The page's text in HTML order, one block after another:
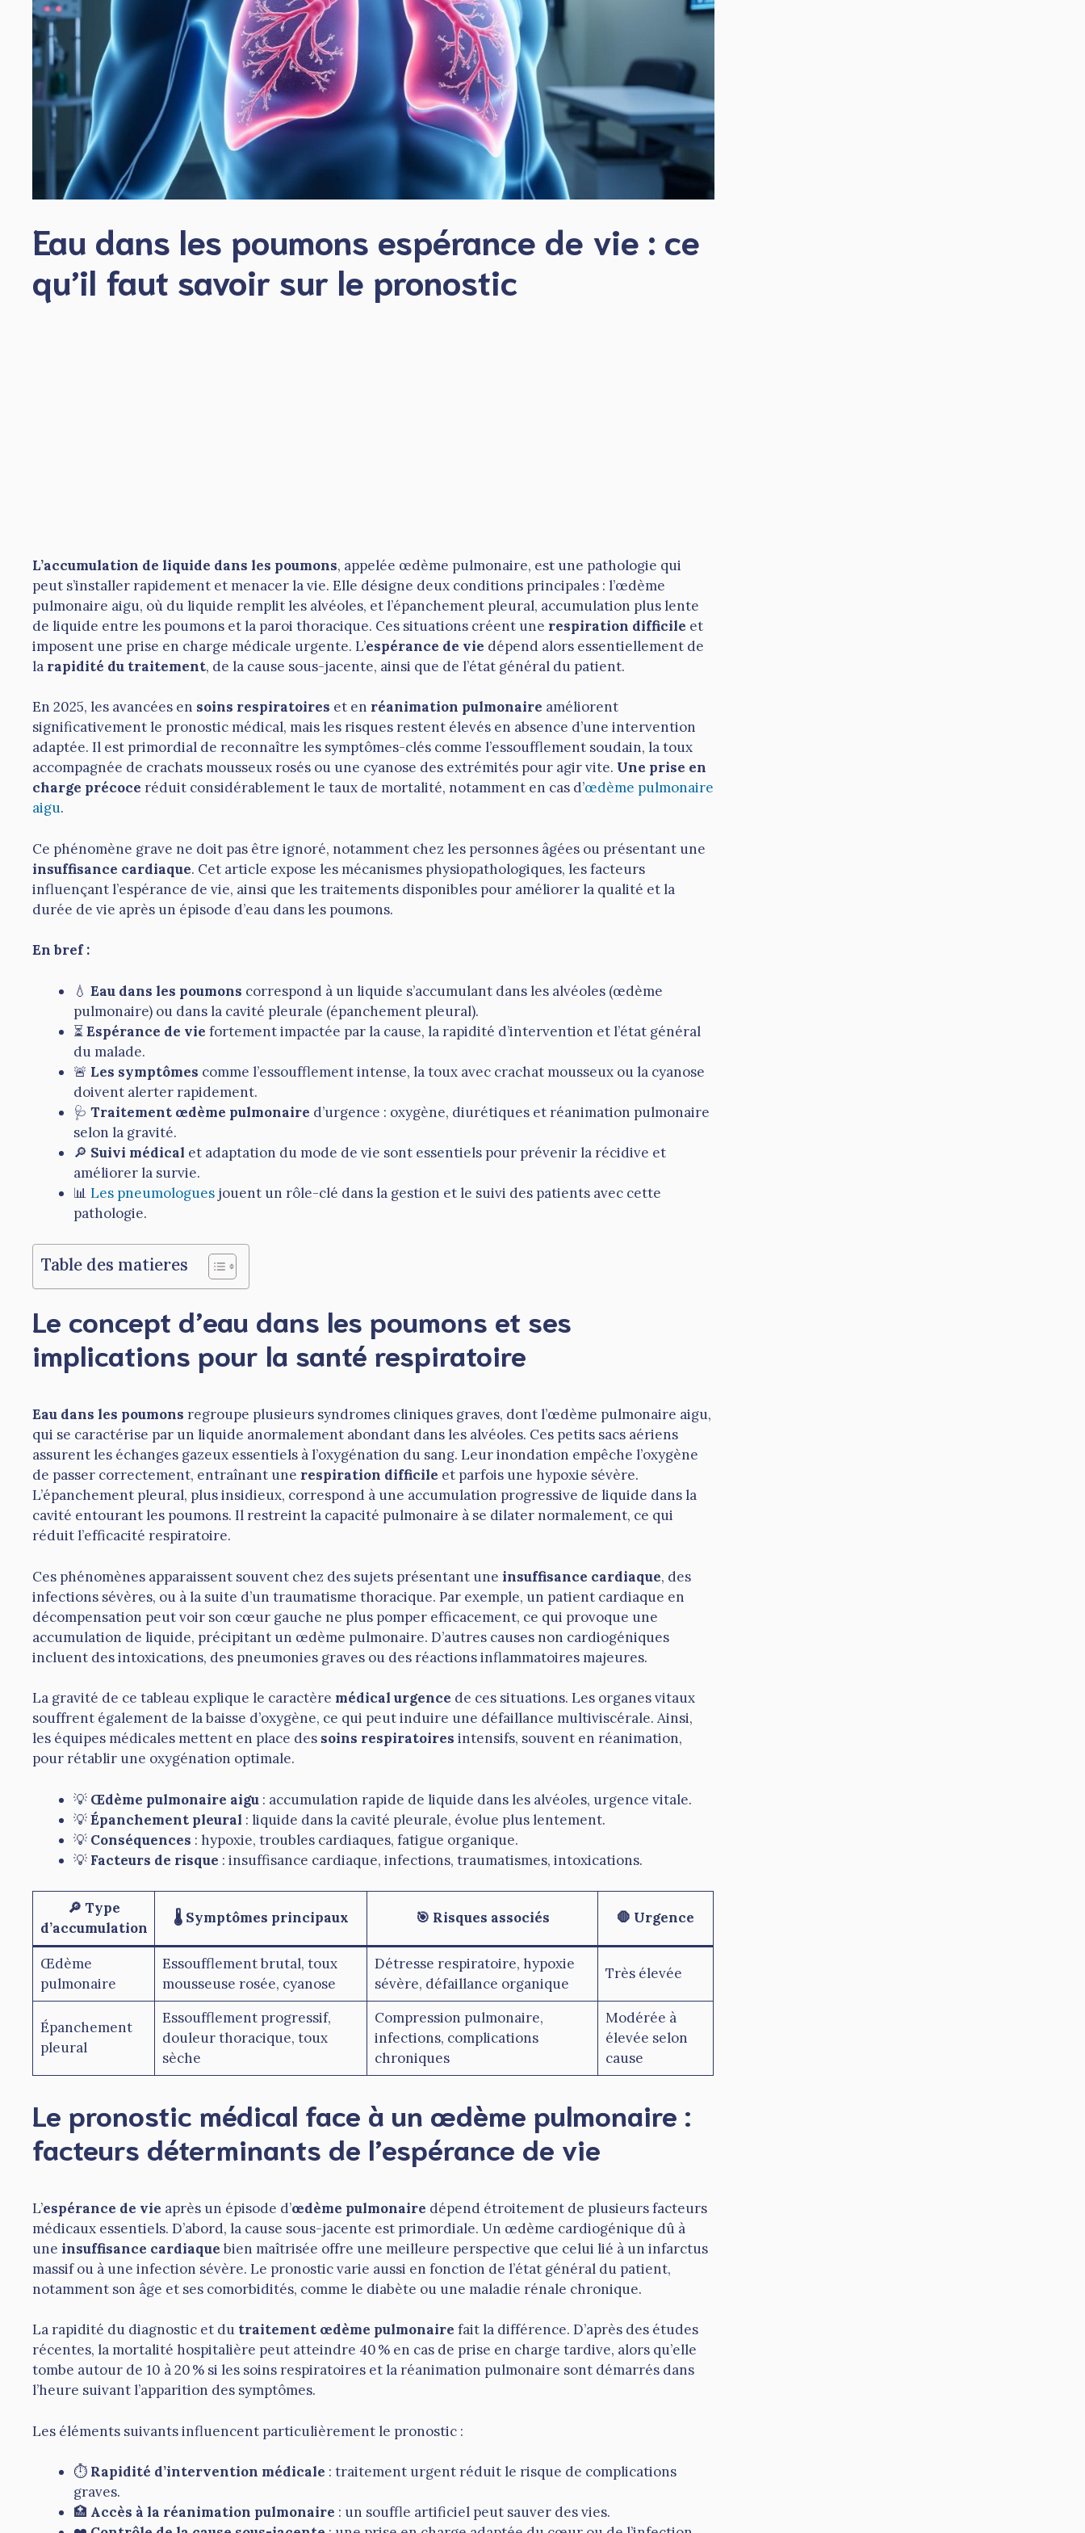
Eau dans les poumons espérance de vie : ce
qu’il faut savoir sur le pronostic
L’accumulation de liquide dans les poumons, appelée œdème pulmonaire, est une pathologie qui
peut s’installer rapidement et menacer la vie. Elle désigne deux conditions principales : l’œdème
pulmonaire aigu, où du liquide remplit les alvéoles, et l’épanchement pleural, accumulation plus lente
de liquide entre les poumons et la paroi thoracique. Ces situations créent une respiration difficile et
imposent une prise en charge médicale urgente. L’espérance de vie dépend alors essentiellement de
la rapidité du traitement, de la cause sous-jacente, ainsi que de l’état général du patient.
En 2025, les avancées en soins respiratoires et en réanimation pulmonaire améliorent
significativement le pronostic médical, mais les risques restent élevés en absence d’une intervention
adaptée. Il est primordial de reconnaître les symptômes-clés comme l’essoufflement soudain, la toux
accompagnée de crachats mousseux rosés ou une cyanose des extrémités pour agir vite. Une prise en
charge précoce réduit considérablement le taux de mortalité, notamment en cas d’œdème pulmonaire
aigu.
Ce phénomène grave ne doit pas être ignoré, notamment chez les personnes âgées ou présentant une
insuffisance cardiaque. Cet article expose les mécanismes physiopathologiques, les facteurs
influençant l’espérance de vie, ainsi que les traitements disponibles pour améliorer la qualité et la
durée de vie après un épisode d’eau dans les poumons.
En bref :
💧 Eau dans les poumons correspond à un liquide s’accumulant dans les alvéoles (œdème
pulmonaire) ou dans la cavité pleurale (épanchement pleural).
⏳Espérance de vie fortement impactée par la cause, la rapidité d’intervention et l’état général
du malade.
🚨 Les symptômes comme l’essoufflement intense, la toux avec crachat mousseux ou la cyanose
doivent alerter rapidement.
🩺 Traitement œdème pulmonaire d’urgence : oxygène, diurétiques et réanimation pulmonaire
selon la gravité.
🔎 Suivi médical et adaptation du mode de vie sont essentiels pour prévenir la récidive et
améliorer la survie.
📊 Les pneumologues jouent un rôle-clé dans la gestion et le suivi des patients avec cette
pathologie.
Table des matieres
Le concept d’eau dans les poumons et ses
implications pour la santé respiratoire
Eau dans les poumons regroupe plusieurs syndromes cliniques graves, dont l’œdème pulmonaire aigu,
qui se caractérise par un liquide anormalement abondant dans les alvéoles. Ces petits sacs aériens
assurent les échanges gazeux essentiels à l’oxygénation du sang. Leur inondation empêche l’oxygène
de passer correctement, entraînant une respiration difficile et parfois une hypoxie sévère.
L’épanchement pleural, plus insidieux, correspond à une accumulation progressive de liquide dans la
cavité entourant les poumons. Il restreint la capacité pulmonaire à se dilater normalement, ce qui
réduit l’efficacité respiratoire.
Ces phénomènes apparaissent souvent chez des sujets présentant une insuffisance cardiaque, des
infections sévères, ou à la suite d’un traumatisme thoracique. Par exemple, un patient cardiaque en
décompensation peut voir son cœur gauche ne plus pomper efficacement, ce qui provoque une
accumulation de liquide, précipitant un œdème pulmonaire. D’autres causes non cardiogéniques
incluent des intoxications, des pneumonies graves ou des réactions inflammatoires majeures.
La gravité de ce tableau explique le caractère médical urgence de ces situations. Les organes vitaux
souffrent également de la baisse d’oxygène, ce qui peut induire une défaillance multiviscérale. Ainsi,
les équipes médicales mettent en place des soins respiratoires intensifs, souvent en réanimation,
pour rétablir une oxygénation optimale.
💡 Œdème pulmonaire aigu : accumulation rapide de liquide dans les alvéoles, urgence vitale.
💡Épanchement pleural : liquide dans la cavité pleurale, évolue plus lentement.
💡 Conséquences : hypoxie, troubles cardiaques, fatigue organique.
💡 Facteurs de risque : insuffisance cardiaque, infections, traumatismes, intoxications.
🔎 Type
d’accumulation
🌡️ Symptômes principaux 🎯 Risques associés 🛑 Urgence
Œdème
pulmonaire
Essoufflement brutal, toux
mousseuse rosée, cyanose
Détresse respiratoire, hypoxie
sévère, défaillance organique
Très élevée
Épanchement
pleural
Essoufflement progressif,
douleur thoracique, toux
sèche
Compression pulmonaire,
infections, complications
chroniques
Modérée à
élevée selon
cause
Le pronostic médical face à un œdème pulmonaire :
facteurs déterminants de l’espérance de vie
L’espérance de vie après un épisode d’œdème pulmonaire dépend étroitement de plusieurs facteurs
médicaux essentiels. D’abord, la cause sous-jacente est primordiale. Un œdème cardiogénique dû à
une insuffisance cardiaque bien maîtrisée offre une meilleure perspective que celui lié à un infarctus
massif ou à une infection sévère. Le pronostic varie aussi en fonction de l’état général du patient,
notamment son âge et ses comorbidités, comme le diabète ou une maladie rénale chronique.
La rapidité du diagnostic et du traitement œdème pulmonaire fait la différence. D’après des études
récentes, la mortalité hospitalière peut atteindre 40 % en cas de prise en charge tardive, alors qu’elle
tombe autour de 10 à 20 % si les soins respiratoires et la réanimation pulmonaire sont démarrés dans
l’heure suivant l’apparition des symptômes.
Les éléments suivants influencent particulièrement le pronostic :
⏱️ Rapidité d’intervention médicale : traitement urgent réduit le risque de complications
graves.
🏥 Accès à la réanimation pulmonaire : un souffle artificiel peut sauver des vies.